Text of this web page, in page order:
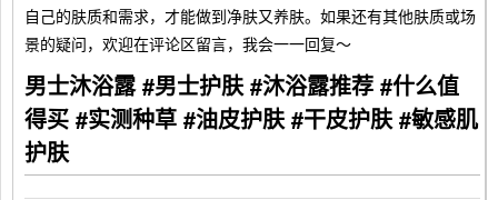
自己的肤质和需求，才能做到净肤又养肤。如果还有其他肤质或场
景的疑问，欢迎在评论区留言，我会一一回复～
男士沐浴露 #男士护肤 #沐浴露推荐 #什么值
得买 #实测种草 #油皮护肤 #干皮护肤 #敏感肌
护肤